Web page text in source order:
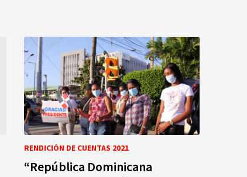
RENDICIÓN DE CUENTAS 2021
“República Dominicana